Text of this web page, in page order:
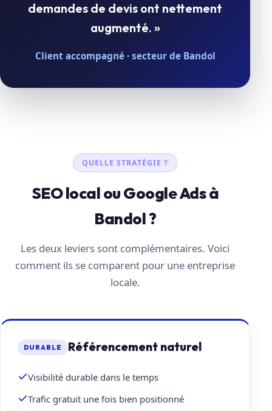
demandes de devis ont nettement
augmenté. »
Client accompagné · secteur de Bandol
QUELLE STRATÉGIE ?
SEO local ou Google Ads à
Bandol ?
Les deux leviers sont complémentaires. Voici
comment ils se comparent pour une entreprise
locale.
DURABLE Référencement naturel
Visibilité durable dans le temps
Trafic gratuit une fois bien positionné